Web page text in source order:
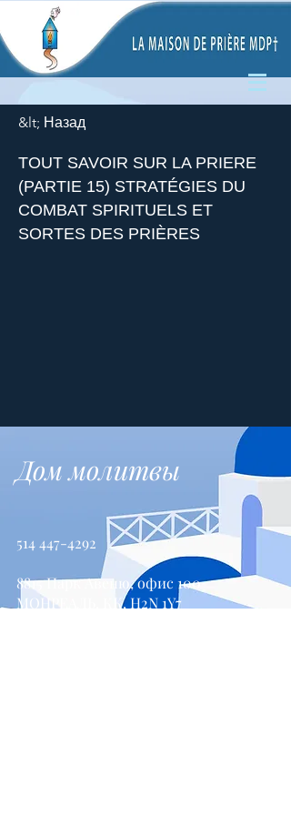
&lt; Назад
TOUT SAVOIR SUR LA PRIERE
(PARTIE 15) STRATÉGIES DU
COMBAT SPIRITUELS ET
SORTES DES PRIÈRES
Дом молитвы
514 447-4292
8815 Парк Авеню, офис 100
МОНРЕАЛЬ, КК, H2N 1Y7